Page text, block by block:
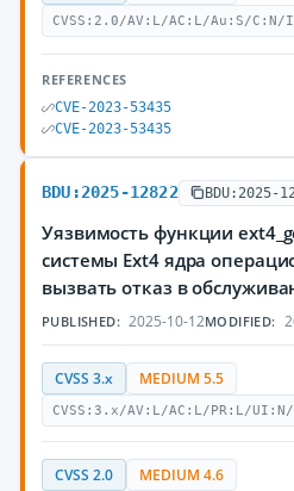
CVSS:2.0/AV:L/AC:L/Au:S/C:N/
REFERENCES
CVE-2023-53435
CVE-2023-53435
BDU:2025-12822 BDU:2025-
Уязвимость функции
системы Ext4 ядра
вызвать отказ в
PUBLISHED: 2025-10-12MODIFIED:
CVSS 3.x MEDIUM 5.5
CVSS:3.x/AV:L/AC:L/PR:L/
CVSS 2.0 MEDIUM 4.6